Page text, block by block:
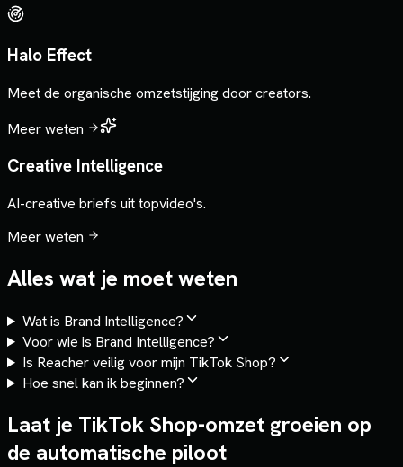
Halo Effect
Meet de organische omzetstijging door creators.
Meer weten
Creative Intelligence
AI-creative briefs uit topvideo's.
Meer weten
Alles wat je moet weten
Wat is Brand Intelligence?
Voor wie is Brand Intelligence?
Is Reacher veilig voor mijn TikTok Shop?
Hoe snel kan ik beginnen?
Laat je TikTok Shop-omzet groeien op
de automatische piloot